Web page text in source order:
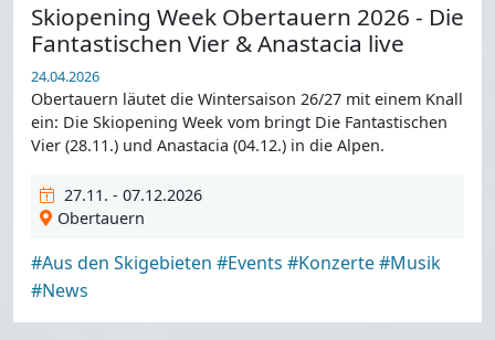
Skiopening Week Obertauern 2026 - Die
Fantastischen Vier & Anastacia live
24.04.2026
Obertauern läutet die Wintersaison 26/27 mit einem Knall
ein: Die Skiopening Week vom bringt Die Fantastischen
Vier (28.11.) und Anastacia (04.12.) in die Alpen.
27.11. - 07.12.2026
Obertauern
#Aus den Skigebieten #Events #Konzerte#Musik
#News